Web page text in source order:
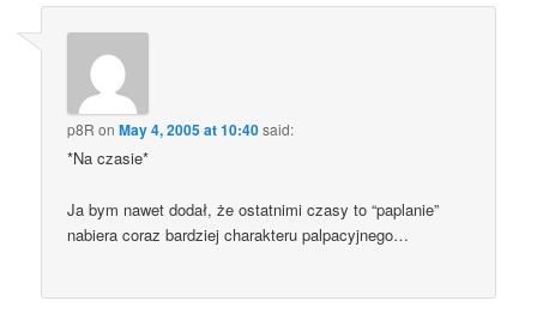
p8R onMay 4, 2005 at 10:40said:
*Na czasie*
Ja bym nawet dodał, że ostatnimi czasy to “paplanie”
nabiera coraz bardziej charakteru palpacyjnego…